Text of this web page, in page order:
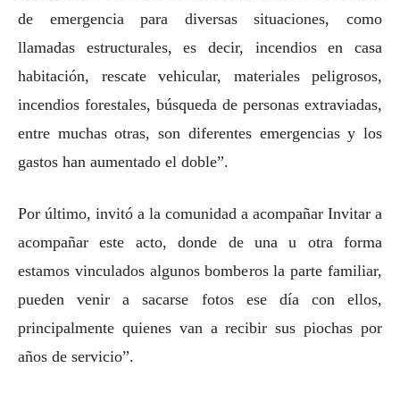
de emergencia para diversas situaciones, como
llamadas estructurales, es decir, incendios en casa
habitación, rescate vehicular, materiales peligrosos,
incendios forestales, búsqueda de personas extraviadas,
entre muchas otras, son diferentes emergencias y los
gastos han aumentado el doble”.
Por último, invitó a la comunidad a acompañar Invitar a
acompañar este acto, donde de una u otra forma
estamos vinculados algunos bomberos la parte familiar,
pueden venir a sacarse fotos ese día con ellos,
principalmente quienes van a recibir sus piochas por
años de servicio”.